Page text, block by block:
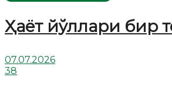
Ҳаёт йўллари бир
07.07.2026
38